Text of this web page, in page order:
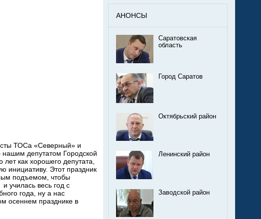
ТОСа «Северный» и
депутатом Городской
как хорошего депутата,
инициативу. Этот праздник
подъемом, чтобы
училась весь год с
года, ну а нас
осеннем празднике в
АНОНСЫ
Саратовская
область
Город Саратов
Октябрьский район
Ленинский район
Заводской район